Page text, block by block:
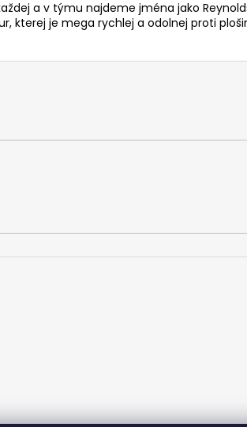
a v týmu najdeme jména jako
kterej je mega rychlej a odolnej proti